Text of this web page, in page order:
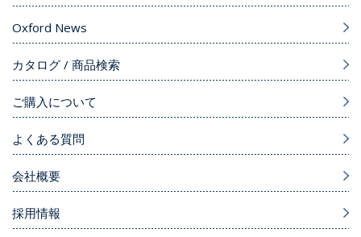
Oxford News
カタログ / 商品検索
ご購入について
よくある質問
会社概要
採用情報